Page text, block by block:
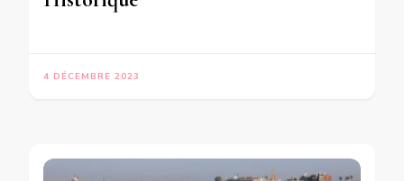
4 DÉCEMBRE 2023